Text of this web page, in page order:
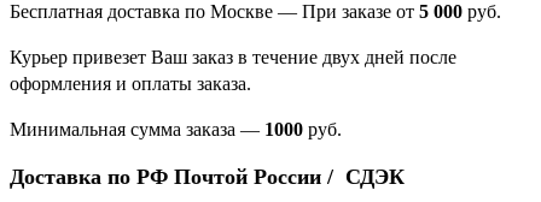
Бесплатная доставка по Москве — При заказе от 5 000 руб.
Курьер привезет Ваш заказ в течение двух дней после
оформления и оплаты заказа.
Минимальная сумма заказа — 1000 руб.
Доставка по РФ Почтой России / СДЭК